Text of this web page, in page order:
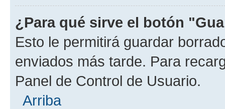
¿Para qué sirve el botón
Esto le permitirá guardar
enviados más tarde. Para
Panel de Control de Usuario.
Arriba